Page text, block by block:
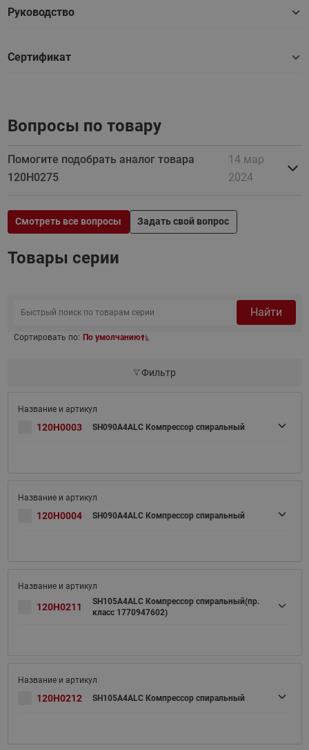
Руководство
Сертификат
Вопросы по товару
Помогите подобрать аналог товара
120H0275
14 мар
2024
Смотреть все вопросы Задать свой вопрос
Товары серии
Найти
Сортировать по: По умолчанию
Фильтр
120H0003 SH090A4ALC Компрессор спиральный
120H0004 SH090A4ALC Компрессор спиральный
120H0211
SH105A4ALC Компрессор спиральный(пр.
класс 1770947602)
120H0212 SH105A4ALC Компрессор спиральный